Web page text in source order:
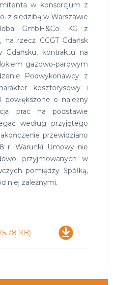
w konsorcjum z
z siedzibą w Warszawie
GmbH&Co. KG z
na rzecz CCGT Gdańsk
kontraktu na
gazowo-parowym
Podwykonawcy z
kosztorysowy i
o należny
prac na podstawie
według przyjętego
przewidziano
r. Warunki Umowy nie
przyjmowanych w
pomiędzy Spółką,
niej zależnymi.
KB)